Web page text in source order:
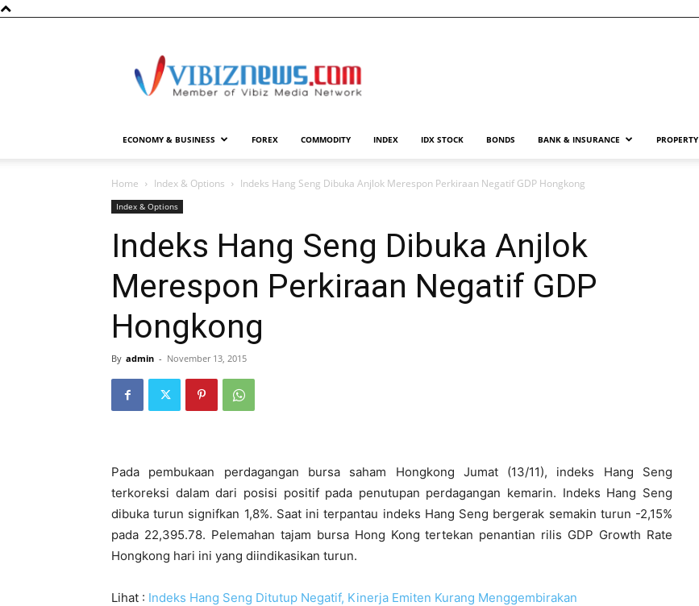
ECONOMY & BUSINESS FOREX COMMODITY INDEX IDX STOCK BONDS BANK & INSURANCE PROPERTY
Home Index & Options Indeks Hang Seng Dibuka Anjlok Merespon Perkiraan Negatif GDP Hongkong
Index & Options
Indeks Hang Seng Dibuka Anjlok
Merespon Perkiraan Negatif GDP
Hongkong
By admin - November 13, 2015
Pada pembukaan perdagangan bursa saham Hongkong Jumat (13/11), indeks Hang Seng
terkoreksi dalam dari posisi positif pada penutupan perdagangan kemarin. Indeks Hang Seng
dibuka turun signifkan 1,8%. Saat ini terpantau indeks Hang Seng bergerak semakin turun -2,15%
pada 22,395.78. Pelemahan tajam bursa Hong Kong tertekan penantian rilis GDP Growth Rate
Hongkong hari ini yang diindikasikan turun.
Lihat : Indeks Hang Seng Ditutup Negatif, Kinerja Emiten Kurang Menggembirakan